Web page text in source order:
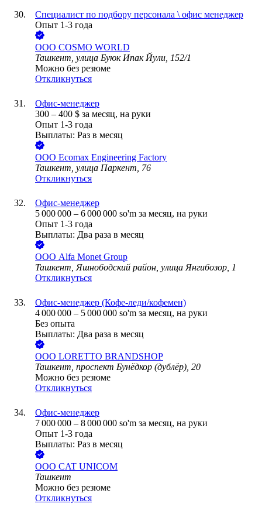
Специалист по подбору персонала \ офис менеджер
Опыт 1-3 года
ООО COSMO WORLD
Ташкент, улица Буюк Ипак Йули, 152/1
Можно без резюме
Откликнуться
Офис-менеджер
300 – 400 $ за месяц, на руки
Опыт 1-3 года
Выплаты: Раз в месяц
ООО Ecomax Engineering Factory
Ташкент, улица Паркент, 76
Откликнуться
Офис-менеджер
5 000 000 – 6 000 000 so'm за месяц, на руки
Опыт 1-3 года
Выплаты: Два раза в месяц
ООО Alfa Monet Group
Ташкент, Яшнободский район, улица Янгибозор, 1
Откликнуться
Офис-менеджер (Кофе-леди/кофемен)
4 000 000 – 5 000 000 so'm за месяц, на руки
Без опыта
Выплаты: Два раза в месяц
ООО LORETTO BRANDSHOP
Ташкент, проспект Бунёдкор (дублёр), 20
Можно без резюме
Откликнуться
Офис-менеджер
7 000 000 – 8 000 000 so'm за месяц, на руки
Опыт 1-3 года
Выплаты: Раз в месяц
ООО CAT UNICOM
Ташкент
Можно без резюме
Откликнуться